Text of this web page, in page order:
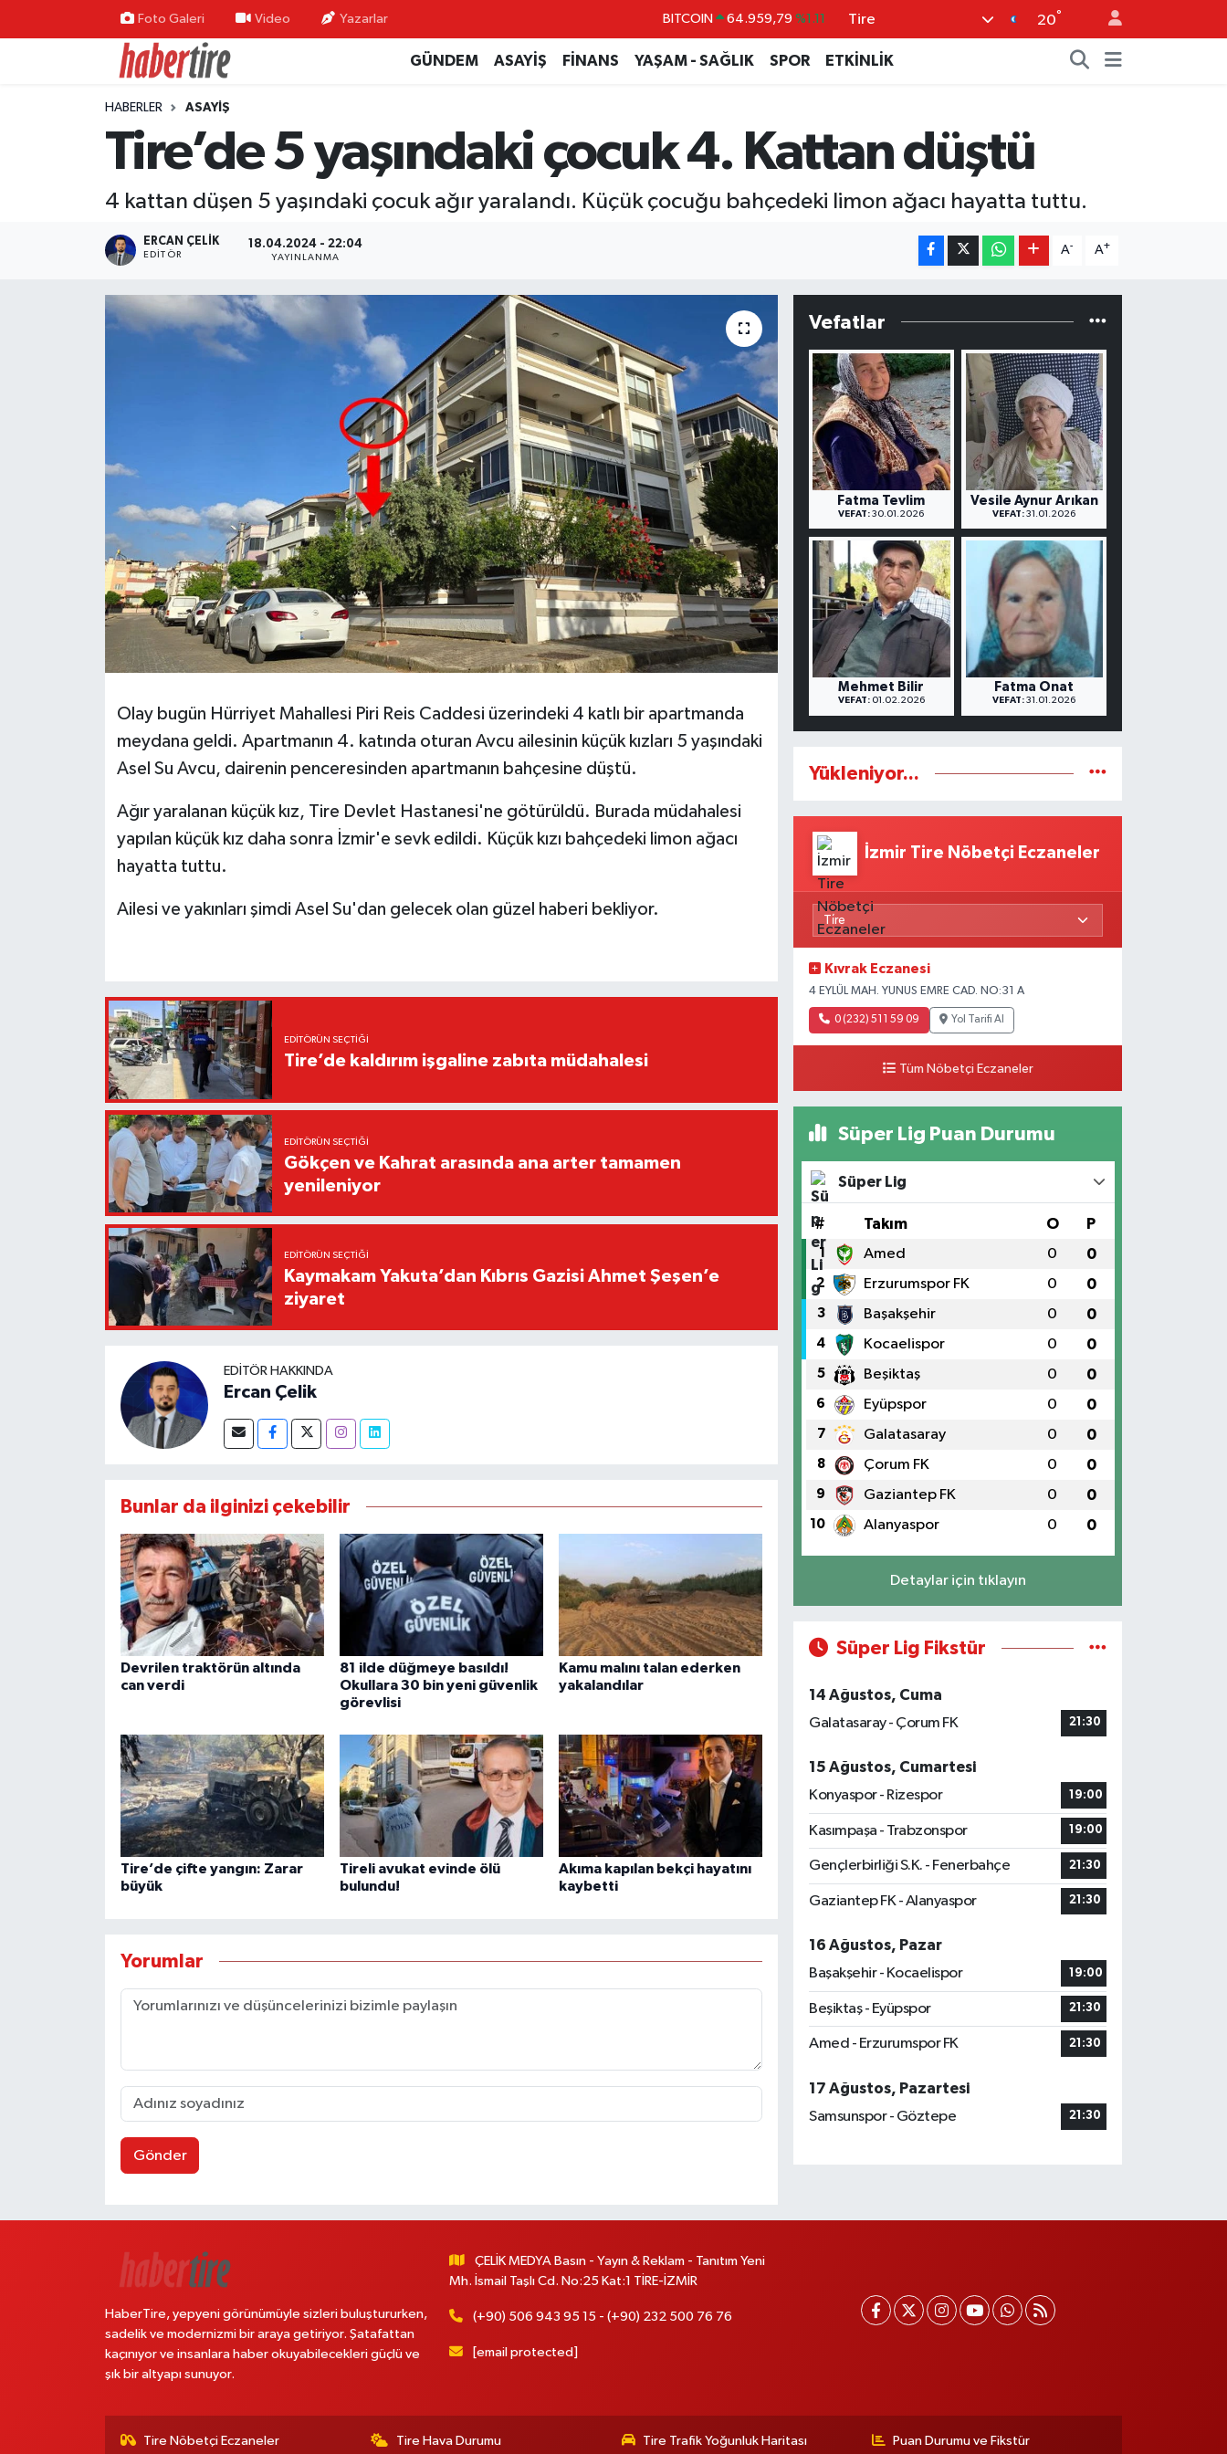
Foto Galeri Video Yazarlar BITCOIN 64.959,79 %1.11
DOLAR 47,7436 %0.18
GRAM ALTIN 6660.55 %0.03
Tire 20°
GÜNDEM ASAYİŞ FİNANS YAŞAM - SAĞLIK SPOR ETKİNLİK
HABERLER ASAYİŞ
Tire’de 5 yaşındaki çocuk 4. Kattan düştü
4 kattan düşen 5 yaşındaki çocuk ağır yaralandı. Küçük çocuğu bahçedeki limon ağacı hayatta tuttu.
ERCAN ÇELIK
EDITÖR
18.04.2024 - 22:04
YAYINLANMA
A- A+
Olay bugün Hürriyet Mahallesi Piri Reis Caddesi üzerindeki 4 katlı bir apartmanda
meydana geldi. Apartmanın 4. katında oturan Avcu ailesinin küçük kızları 5 yaşındaki
Asel Su Avcu, dairenin penceresinden apartmanın bahçesine düştü.
Ağır yaralanan küçük kız, Tire Devlet Hastanesi'ne götürüldü. Burada müdahalesi
yapılan küçük kız daha sonra İzmir'e sevk edildi. Küçük kızı bahçedeki limon ağacı
hayatta tuttu.
Ailesi ve yakınları şimdi Asel Su'dan gelecek olan güzel haberi bekliyor.
EDITÖRÜN SEÇTIĞI
Tire’de kaldırım işgaline zabıta müdahalesi
EDITÖRÜN SEÇTIĞI
Gökçen ve Kahrat arasında ana arter tamamen
yenileniyor
EDITÖRÜN SEÇTIĞI
Kaymakam Yakuta’dan Kıbrıs Gazisi Ahmet Şeşen’e
ziyaret
EDITÖR HAKKINDA
Ercan Çelik
Bunlar da ilginizi çekebilir
Devrilen traktörün altında
can verdi
81 ilde düğmeye basıldı!
Okullara 30 bin yeni güvenlik
görevlisi
Kamu malını talan ederken
yakalandılar
Tire’de çifte yangın: Zarar
büyük
Tireli avukat evinde ölü
bulundu!
Akıma kapılan bekçi hayatını
kaybetti
Yorumlar
Gönder
Vefatlar
Fatma Tevlim
VEFAT: 30.01.2026
Vesile Aynur Arıkan
VEFAT: 31.01.2026
Mehmet Bilir
VEFAT:01.02.2026
Fatma Onat
VEFAT: 31.01.2026
Yükleniyor...
İzmir Tire Nöbetçi Eczaneler
Kıvrak Eczanesi
4 EYLÜL MAH. YUNUS EMRE CAD. NO:31 A
0 (232) 511 59 09 Yol Tarifi Al
Tüm Nöbetçi Eczaneler
Süper Lig Puan Durumu
Süper Lig
# Takım O P
1 Amed 0 0
2 Erzurumspor FK 0 0
3 Başakşehir 0 0
4 Kocaelispor 0 0
5 Beşiktaş 0 0
6 Eyüpspor 0 0
7 Galatasaray 0 0
8 Çorum FK 0 0
9 Gaziantep FK 0 0
10 Alanyaspor 0 0
Detaylar için tıklayın
Süper Lig Fikstür
14 Ağustos, Cuma
Galatasaray - Çorum FK
21:30
15 Ağustos, Cumartesi
Konyaspor - Rizespor
19:00
Kasımpaşa - Trabzonspor 19:00
Gençlerbirliği S.K. - Fenerbahçe 21:30
Gaziantep FK - Alanyaspor 21:30
16 Ağustos, Pazar
Başakşehir - Kocaelispor
19:00
Beşiktaş - Eyüpspor 21:30
Amed - Erzurumspor FK 21:30
17 Ağustos, Pazartesi
Samsunspor - Göztepe
21:30
HaberTire, yepyeni görünümüyle sizleri buluştururken,
sadelik ve modernizmi bir araya getiriyor. Şatafattan
kaçınıyor ve insanlara haber okuyabilecekleri güçlü ve
şık bir altyapı sunuyor.
ÇELİK MEDYA Basın - Yayın & Reklam - Tanıtım Yeni
Mh. İsmail Taşlı Cd. No:25 Kat:1 TİRE-İZMİR
(+90) 506 943 95 15 - (+90) 232 500 76 76
[email protected]
Tire Nöbetçi Eczaneler Tire Hava Durumu Tire Trafik Yoğunluk Haritası Puan Durumu ve Fikstür
Tire Nöbetçi Eczaneler
Tire Hava Durumu
Tire Trafik Yoğunluk Haritası
Süper Lig Puan Durumu ve Fikstür
Tüm Manşetler
Son Dakika Haberleri